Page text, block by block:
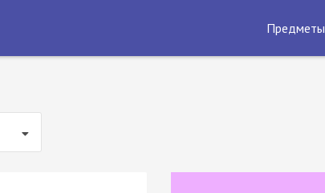
Предметы